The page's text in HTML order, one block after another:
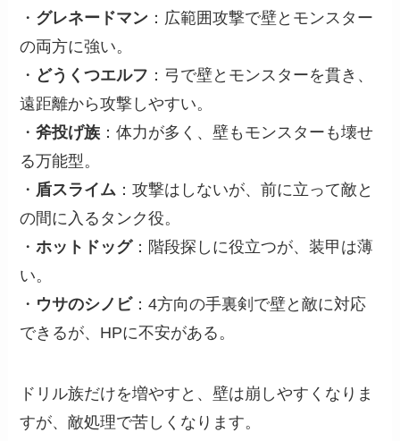
・ グレネードマン ：広範囲攻撃で壁とモンスター
の両方に強い。
・ どうくつエルフ ：弓で壁とモンスターを貫き、
遠距離から攻撃しやすい。
・斧投げ族 ：体力が多く、壁もモンスターも壊せ
る万能型。
・ 盾スライム ：攻撃はしないが、前に立って敵と
の間に入るタンク役。
・ホットドッグ：階段探しに役立つが、装甲は薄
い。
・ ウサのシノビ：4方向の手裏剣で壁と敵に対応
できるが、HPに不安がある。
ドリル族だけを増やすと、壁は崩しやすくなりま
すが、敵処理で苦しくなります。